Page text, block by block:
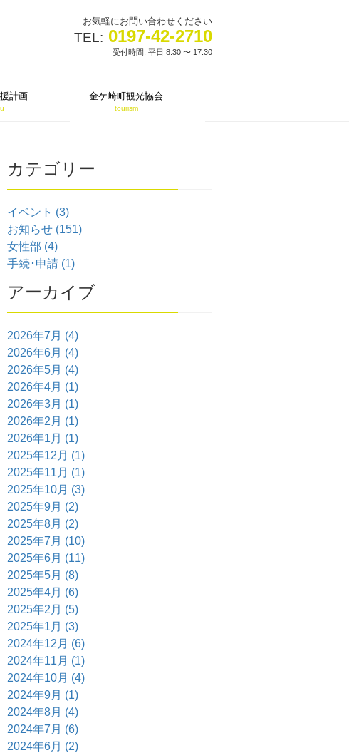
お気軽にお問い合わせください
TEL: 0197-42-2710
受付時間: 平日 8:30 〜 17:30
計画 金ケ崎町観光協会
tourism
カテゴリー
イベント (3)
お知らせ (151)
女性部 (4)
手続･申請 (1)
アーカイブ
2026年7月 (4)
2026年6月 (4)
2026年5月 (4)
2026年4月 (1)
2026年3月 (1)
2026年2月 (1)
2026年1月 (1)
2025年12月 (1)
2025年11月 (1)
2025年10月 (3)
2025年9月 (2)
2025年8月 (2)
2025年7月 (10)
2025年6月 (11)
2025年5月 (8)
2025年4月 (6)
2025年2月 (5)
2025年1月 (3)
2024年12月 (6)
2024年11月 (1)
2024年10月 (4)
2024年9月 (1)
2024年8月 (4)
2024年7月 (6)
2024年6月 (2)